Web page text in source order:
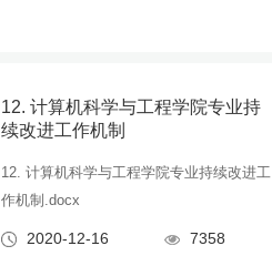
12. 计算机科学与工程学院专业持
续改进工作机制
12. 计算机科学与工程学院专业持续改进工
作机制.docx
2020-12-16 7358